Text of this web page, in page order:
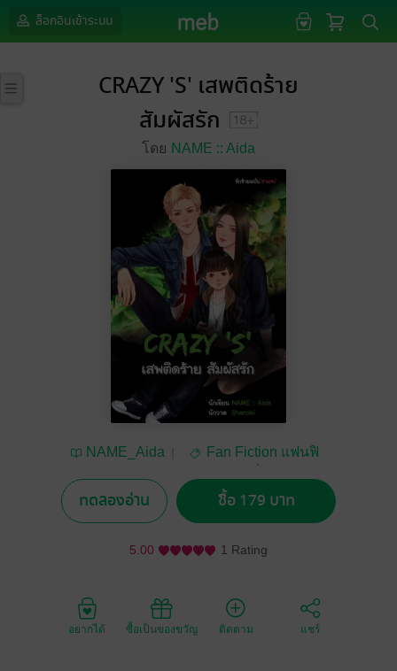
ล็อกอินเข้าระบบ
CRAZY 'S' เสพติดร้าย
สัมผัสรัก
โดย NAME :: Aida
NAME_Aida
Fan Fiction แฟนฟิ
ทดลองอ่าน ซื้อ 179 บาท
5.00 1 Rating
อยากได้ ซื้อเป็นของขวัญ ติดตาม แชร์